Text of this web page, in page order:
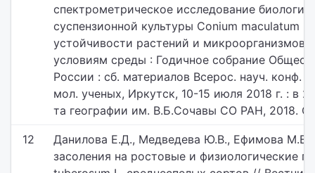
спектрометрическое исследование
суспензионной культуры Conium maculatum
устойчивости растений и микроорганизмов
условиям среды : Годичное собрание
России : сб. материалов Всерос. науч. конф.
мол. ученых, Иркутск, 10-15 июля 2018 г. : в
та географии им. В.Б.Сочавы СО РАН, 2018. С.
12
Данилова Е.Д., Медведева Ю.В., Ефимова М.В.
засоления на ростовые и физиологические